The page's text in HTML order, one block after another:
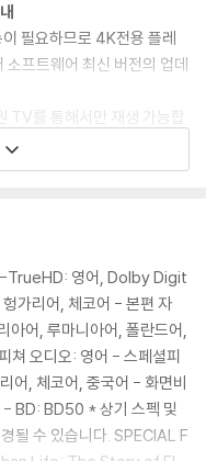
필요하므로 4K전용 플레
소프트웨어 최신 버전의 업데
TV를 통해서만 재생 가능합
, 모서리 눌림 및 갈라짐이
봉 상태로 문의 부탁드립니
한 인쇄 오류가 발생할 수
판매되기도 합니다. 보호필
포장한 경우, 카톤박스 손상
영어, Dolby Digit
가리어, 체코어 - 본편 자
아어, 루마니아어, 폴란드어,
쳐 오디오: 영어 - 스페셜피
어, 체코어, 중국어 - 화면비
BD: BD50 * 상기 스펙 및
될 수 있습니다. SPECIAL F